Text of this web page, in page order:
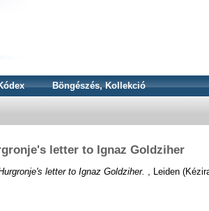
Böngészés, Kollekció
letter to Ignaz Goldziher
letter to Ignaz Goldziher. , Leiden